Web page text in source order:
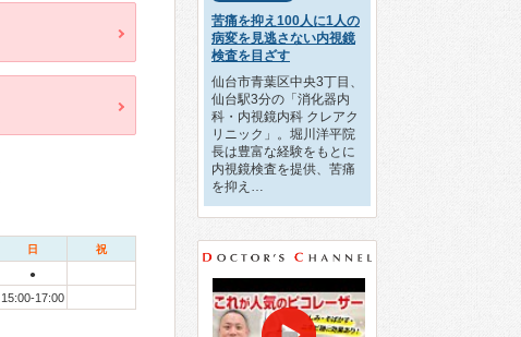
日 祝
●
15:00-17:00
苦痛を抑え100人に1人の
病変を見逃さない内視鏡
検査を目ざす
仙台市青葉区中央3丁目、
仙台駅3分の「消化器内
科・内視鏡内科 クレアク
リニック」。堀川洋平院
長は豊富な経験をもとに
内視鏡検査を提供、苦痛
を抑え…